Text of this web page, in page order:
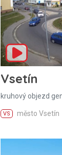
Vsetín
kruhový objezd
VS město Vsetín